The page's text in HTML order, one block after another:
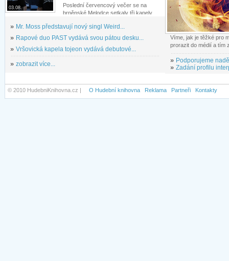
03.08.
Poslední červencový večer se na
brněnské Melodce setkaly tři kapely...
» Mr. Moss představují nový singl Weird...
» Rapové duo PAST vydává svou pátou desku...
» Vršovická kapela tojeon vydává debutové...
» zobrazit více...
Víme, jak je těžké pro
prorazit do médií a tím
» Podporujeme
» Zadání profilu
© 2010 HudebniKnihovna.cz | O Hudební knihovna Reklama Partneři Kontakty